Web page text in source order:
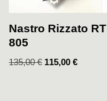
Nastro Rizzato RT
805
135,00€ 115,00 €